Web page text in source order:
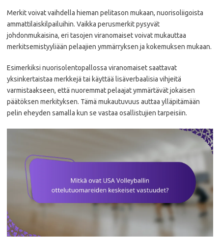
Merkit voivat vaihdella hieman pelitason mukaan, nuorisoliigoista
ammattilaiskilpailuihin. Vaikka perusmerkit pysyvät
johdonmukaisina, eri tasojen viranomaiset voivat mukauttaa
merkitsemistyyliään pelaajien ymmärryksen ja kokemuksen mukaan.
Esimerkiksi nuorisolentopallossa viranomaiset saattavat
yksinkertaistaa merkkejä tai käyttää lisäverbaalisia vihjeitä
varmistaakseen, että nuoremmat pelaajat ymmärtävät jokaisen
päätöksen merkityksen. Tämä mukautuvuus auttaa ylläpitämään
pelin eheyden samalla kun se vastaa osallistujien tarpeisiin.